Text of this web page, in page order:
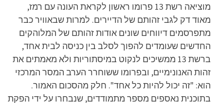
מוציאה רשת 13 פרומו ראשון לקראת העונה עם רמז,
מאוד דק לגבי זהותם של הדיירים. למרות שבאוויר כבר
מתפרסמים דיווחים שונים אודות זהותם של המלוהקים
החדשים שעומדים להפוך לסלב בין כניסה לבית אחד,
ברשת 13 ממשיכים לנקוט במיסתוריות ולא מאמתים את
זהות האנונימיים, ובפרומו ששוחרר הערב המסר המרכזי
הוא: "זה יכול להיות כל אחד". חלק מהסכום האמור.
בתוכנית נאספים מספר מתמודדים, שנבחרו על ידי הפקת